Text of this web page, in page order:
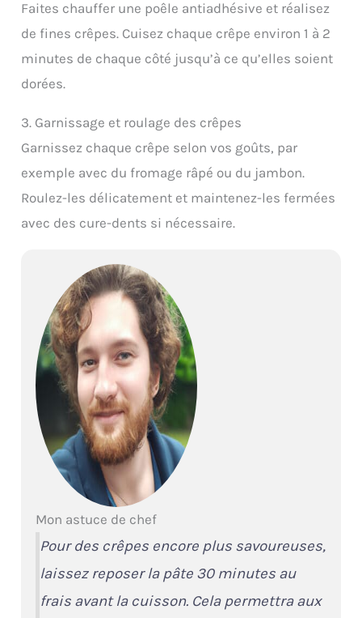
Faites chauffer une poêle antiadhésive et réalisez
de fines crêpes. Cuisez chaque crêpe environ 1 à 2
minutes de chaque côté jusqu’à ce qu’elles soient
dorées.
3. Garnissage et roulage des crêpes
Garnissez chaque crêpe selon vos goûts, par
exemple avec du fromage râpé ou du jambon.
Roulez-les délicatement et maintenez-les fermées
avec des cure-dents si nécessaire.
Mon astuce de chef
Pour des crêpes encore plus savoureuses,
laissez reposer la pâte 30 minutes au
frais avant la cuisson. Cela permettra aux